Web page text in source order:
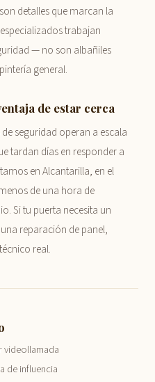
detalles que marcan la
trabajan
— no son albañiles
general.
de estar cerca
seguridad operan a escala
tardan días en responder a
en Alcantarilla, en el
de una hora de
Si tu puerta necesita un
reparación de panel,
real.
videollamada
de influencia